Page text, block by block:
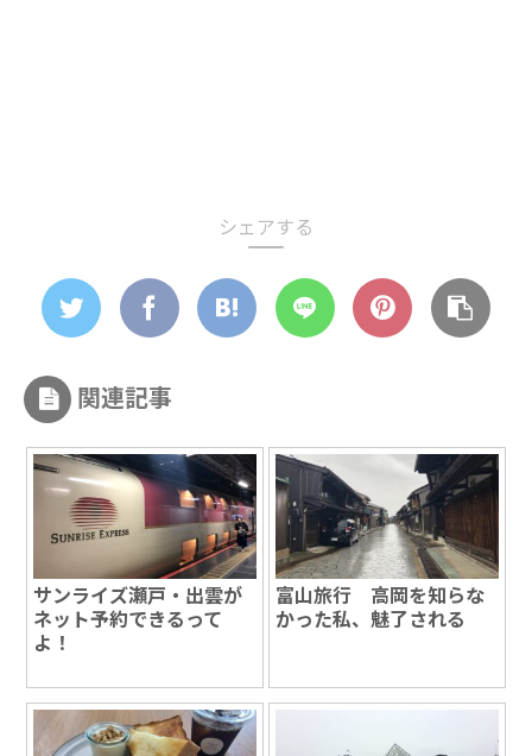
シェアする
関連記事
サンライズ瀬戸・出雲が
ネット予約できるって
よ！
富山旅行 高岡を知らな
かった私、魅了される